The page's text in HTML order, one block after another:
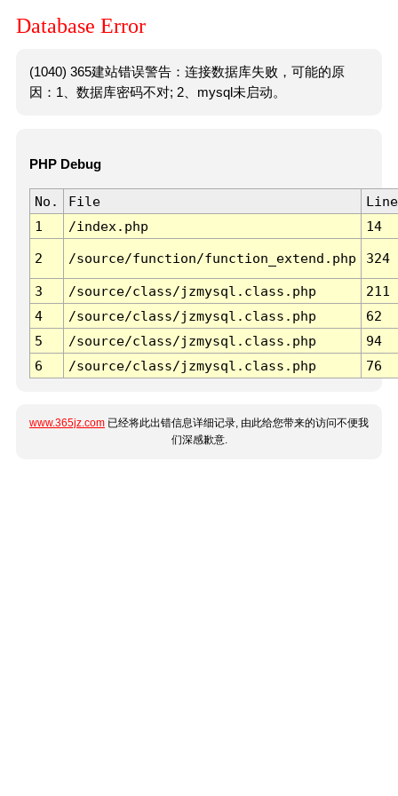
Database Error
(1040) 365建站错误警告：连接数据库失败，可能的原
因：1、数据库密码不对; 2、mysql未启动。
PHP Debug
No. File
Line
1
/index.php 14
2 /source/function/function_extend.php 324
3 /source/class/jzmysql.class.php
211
4
/source/class/jzmysql.class.php
62
5
/source/class/jzmysql.class.php
94
6
/source/class/jzmysql.class.php 76
www.365jz.com 已经将此出错信息详细记录, 由此给您带来的访问不便我
们深感歉意.